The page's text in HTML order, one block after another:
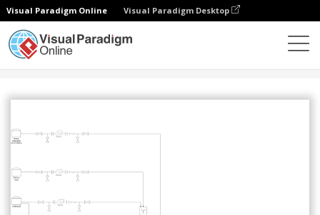
Visual Paradigm Online Visual Paradigm Desktop